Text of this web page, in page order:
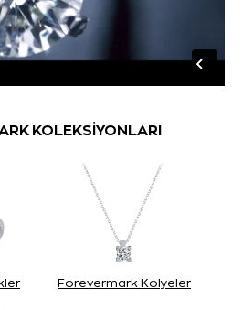
KOLEKSİYONLARI
Forevermark Kolyeler